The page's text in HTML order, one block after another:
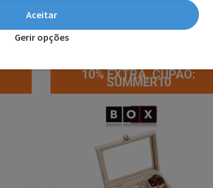
10% EXTRA, CUPÃO:
SUMMER10
Aceitar
Gerir opções